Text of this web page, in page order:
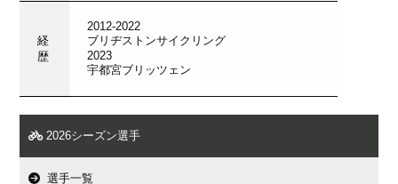
経
歴
2012-2022
ブリヂストンサイクリング
2023
宇都宮ブリッツェン
2026シーズン選手
選手一覧